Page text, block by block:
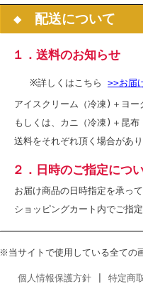
◆ 配送について
１．送料のお知らせ
※詳しくはこちら >>お届
アイスクリーム（冷凍)＋ヨー
もしくは、カニ（冷凍)＋昆布
送料をそれぞれ頂く場合があ
２．日時のご指定につ
お届け商品の日時指定を承っ
ショッピングカート内でご指
※当サイトで使用している全ての
個人情報保護方針 特定商